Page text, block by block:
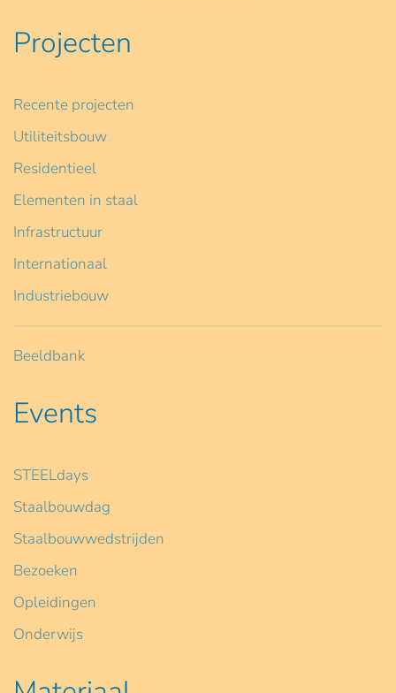
Projecten
Recente projecten
Utiliteitsbouw
Residentieel
Elementen in staal
Infrastructuur
Internationaal
Industriebouw
Beeldbank
Events
STEELdays
Staalbouwdag
Staalbouwwedstrijden
Bezoeken
Opleidingen
Onderwijs